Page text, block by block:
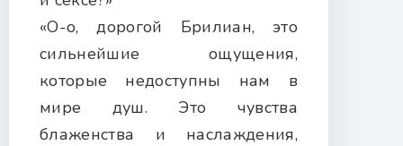
«О-о, дорогой Брилиан, это
сильнейшие ощущения,
которые недоступны нам в
мире душ. Это чувства
блаженства и наслаждения,